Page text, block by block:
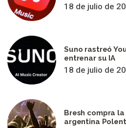
18 de julio de
Suno rastreó
entrenar su IA
18 de julio de
Bresh compra
argentina